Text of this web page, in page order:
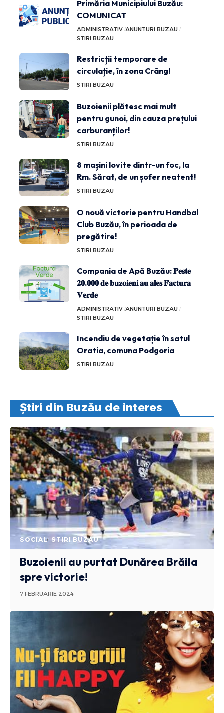
Primăria Municipiului Buzău:
COMUNICAT
ADMINISTRATIV ANUNTURI BUZAU
STIRI BUZAU
Restricții temporare de
circulație, în zona Crâng!
STIRI BUZAU
Buzoienii plătesc mai mult
pentru gunoi, din cauza prețului
carburanților!
STIRI BUZAU
8 mașini lovite dintr-un foc, la
Rm. Sărat, de un șofer neatent!
STIRI BUZAU
O nouă victorie pentru Handbal
Club Buzău, în perioada de
pregătire!
STIRI BUZAU
Compania de Apă Buzău: 𝐏𝐞𝐬𝐭𝐞
𝟐𝟎.𝟎𝟎𝟎 𝐝𝐞 𝐛𝐮𝐳𝐨𝐢𝐞𝐧𝐢 𝐚𝐮 𝐚𝐥𝐞𝐬 𝐅𝐚𝐜𝐭𝐮𝐫𝐚
𝐕𝐞𝐫𝐝𝐞
ADMINISTRATIV ANUNTURI BUZAU
STIRI BUZAU
Incendiu de vegetație în satul
Oratia, comuna Podgoria
STIRI BUZAU
Știri din Buzău de interes
SOCIAL STIRI BUZAU
Buzoienii au purtat Dunărea Brăila
spre victorie!
7 FEBRUARIE 2024